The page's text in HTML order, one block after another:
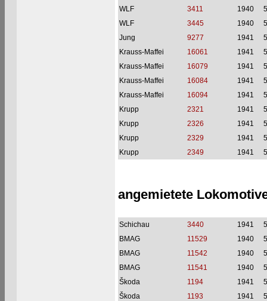
WLF
3411 1940
WLF
3445 1940
Jung
9277 1941
Krauss-Maffei
16061 1941
Krauss-Maffei
16079 1941
Krauss-Maffei
16084 1941
Krauss-Maffei
16094 1941
Krupp
2321 1941
Krupp
2326 1941
Krupp
2329 1941
Krupp
2349 1941
angemietete
Schichau 3440 1941
BMAG
11529 1940
BMAG
11542 1940
BMAG
11541 1940
Škoda
1194 1941
Škoda
1193 1941